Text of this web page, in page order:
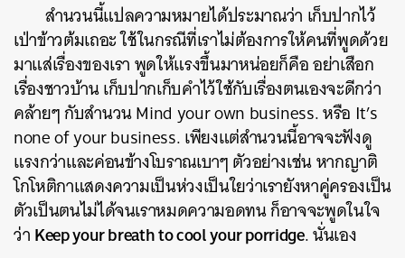
สำนวนนี้แปลความหมายได้ประมาณว่า เก็บปากไว้
เป่าข้าวต้มเถอะ ใช้ในกรณีที่เราไม่ต้องการให้คนที่พูดด้วย
มาแส่เรื่องของเรา พูดให้แรงขึ้นมาหน่อยก็คือ อย่าเสือก
เรื่องชาวบ้าน เก็บปากเก็บคำไว้ใช้กับเรื่องตนเองจะดีกว่า
คล้ายๆ กับสำนวน Mind your own business. หรือ It’s
none of your business. เพียงแต่สำนวนนี้อาจจะฟังดู
แรงกว่าและค่อนข้างโบราณเบาๆ ตัวอย่างเช่น หากญาติ
โกโหติกาแสดงความเป็นห่วงเป็นใยว่าเรายังหาคู่ครองเป็น
ตัวเป็นตนไม่ได้จนเราหมดความอดทน ก็อาจจะพูดในใจ
ว่าKeep your breath to cool your porridge. นั่นเอง